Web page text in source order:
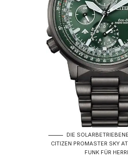
DIE
CITIZEN PROMASTER SKY
FUNK FÜR